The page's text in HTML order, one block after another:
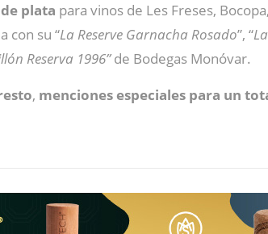
plata para vinos de Les Freses,
con su “La Reserve Garnacha Rosado”, “
Reserva 1996”de Bodegas Monóvar.
, menciones especiales para un